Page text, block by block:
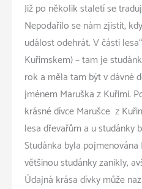
Již po několik staletí se
Nepodařilo se nám zjistit,
událost odehrát. V části
Kuřimskem) – tam je
rok a měla tam být v dávné
jménem Maruška z Kuřimi.
krásné dívce Marušce z
lesa dřevařům a u studánky
Studánka byla
většinou studánky zanikly,
Údajná krása dívky může